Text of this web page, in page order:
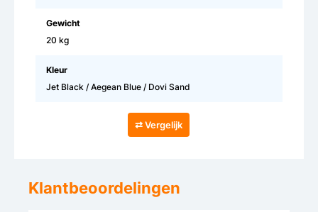
Gewicht
20 kg
Kleur
Jet Black / Aegean Blue / Dovi Sand
⇄ Vergelijk
Klantbeoordelingen